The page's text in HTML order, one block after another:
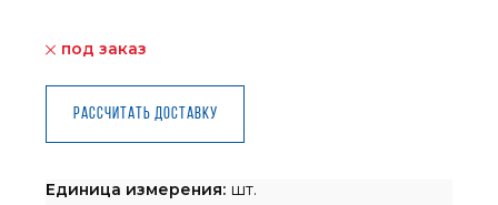
под заказ
Рассчитать доставку
Единица измерения: шт.